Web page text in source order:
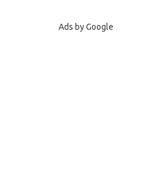
Ads by Google